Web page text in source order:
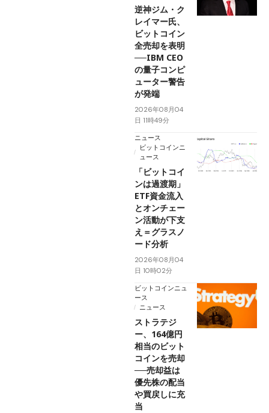
逆神ジム・ク
レイマー氏、
ビットコイン
全売却を表明
──IBM CEO
の量子コンピ
ューター警告
が発端
2026年08月04
日 11時49分
ニュース
ビットコインニ
ュース
「ビットコイ
ンは過渡期」
ETF資金流入
とオンチェー
ン活動が下支
え＝グラスノ
ード分析
2026年08月04
日 10時02分
ビットコインニュ
ース
ニュース
ストラテジ
ー、164億円
相当のビット
コインを売却
──売却益は
優先株の配当
や買戻しに充
当